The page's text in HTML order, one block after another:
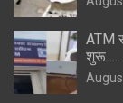
ATM
शुरू….